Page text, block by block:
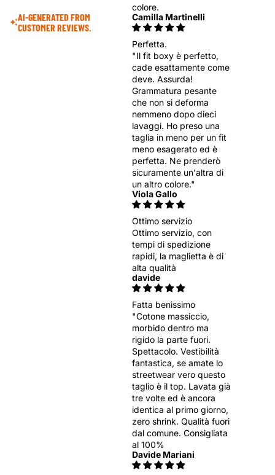
colore.
Camilla Martinelli
Perfetta.
"Il fit boxy è perfetto,
cade esattamente come
deve. Assurda!
Grammatura pesante
che non si deforma
nemmeno dopo dieci
lavaggi. Ho preso una
taglia in meno per un fit
meno esagerato ed è
perfetta. Ne prenderò
sicuramente un'altra di
un altro colore."
Viola Gallo
Ottimo servizio
Ottimo servizio, con
tempi di spedizione
rapidi, la maglietta è di
alta qualità
davide
Fatta benissimo
"Cotone massiccio,
morbido dentro ma
rigido la parte fuori.
Spettacolo. Vestibilità
fantastica, se amate lo
streetwear vero questo
taglio è il top. Lavata già
tre volte ed è ancora
identica al primo giorno,
zero shrink. Qualità fuori
dal comune. Consigliata
al 100%
Davide Mariani
AI-GENERATED FROM
CUSTOMER REVIEWS.